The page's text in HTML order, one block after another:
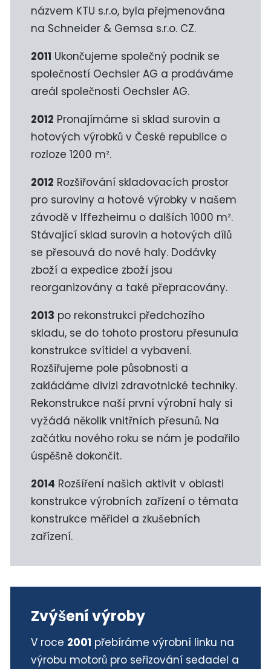
názvem KTU s.r.o, byla přejmenována
na Schneider & Gemsa s.r.o. CZ.
2011 Ukončujeme společný podnik se
společností Oechsler AG a prodáváme
areál společnosti Oechsler AG.
2012 Pronajímáme si sklad surovin a
hotových výrobků v České republice o
rozloze 1200 m².
2012 Rozšiřování skladovacích prostor
pro suroviny a hotové výrobky v našem
závodě v Iffezheimu o dalších 1000 m².
Stávající sklad surovin a hotových dílů
se přesouvá do nové haly. Dodávky
zboží a expedice zboží jsou
reorganizovány a také přepracovány.
2013 po rekonstrukci předchozího
skladu, se do tohoto prostoru přesunula
konstrukce svítidel a vybavení.
Rozšiřujeme pole působnosti a
zakládáme divizi zdravotnické techniky.
Rekonstrukce naší první výrobní haly si
vyžádá několik vnitřních přesunů. Na
začátku nového roku se nám je podařilo
úspěšně dokončit.
2014 Rozšíření našich aktivit v oblasti
konstrukce výrobních zařízení o témata
konstrukce měřidel a zkušebních
zařízení.
Zvýšení výroby
V roce 2001 přebíráme výrobní linku na
výrobu motorů pro seřizování sedadel a